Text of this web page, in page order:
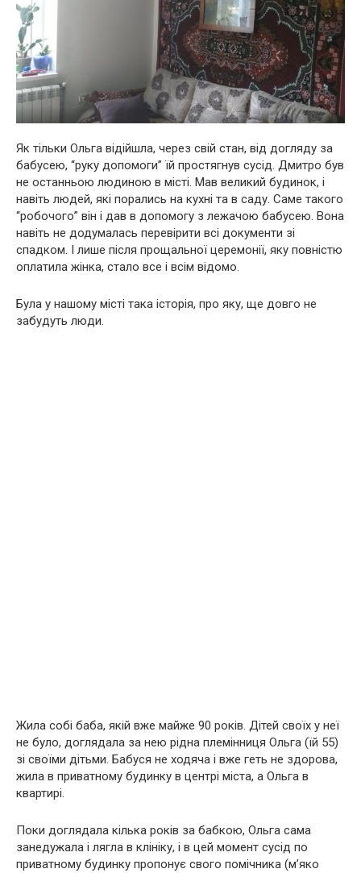
Як тільки Ольга відійшла, через свій стан, від догляду за
бабусею, “руку допомоги” їй простягнув сусід. Дмитро був
не останньою людиною в місті. Мав великий будинок, і
навіть людей, які порались на кухні та в саду. Саме такого
“робочого” він і дав в допомогу з лежачою бабусею. Вона
навіть не додумалась перевірити всі документи зі
спадком. І лише після прощальної церемонії, яку повністю
оплатила жінка, стало все і всім відомо.
Була у нашому місті така історія, про яку, ще довго не
забудуть люди.
Жила собі баба, якій вже майже 90 років. Дітей своїх у неї
не було, доглядала за нею рідна племінниця Ольга (їй 55)
зі своїми дітьми. Бабуся не ходяча і вже геть не здорова,
жила в приватному будинку в центрі міста, а Ольга в
квартирі.
Поки доглядала кілька років за бабкою, Ольга сама
занедужала і лягла в клініку, і в цей момент сусід по
приватному будинку пропонує свого помічника (м’яко